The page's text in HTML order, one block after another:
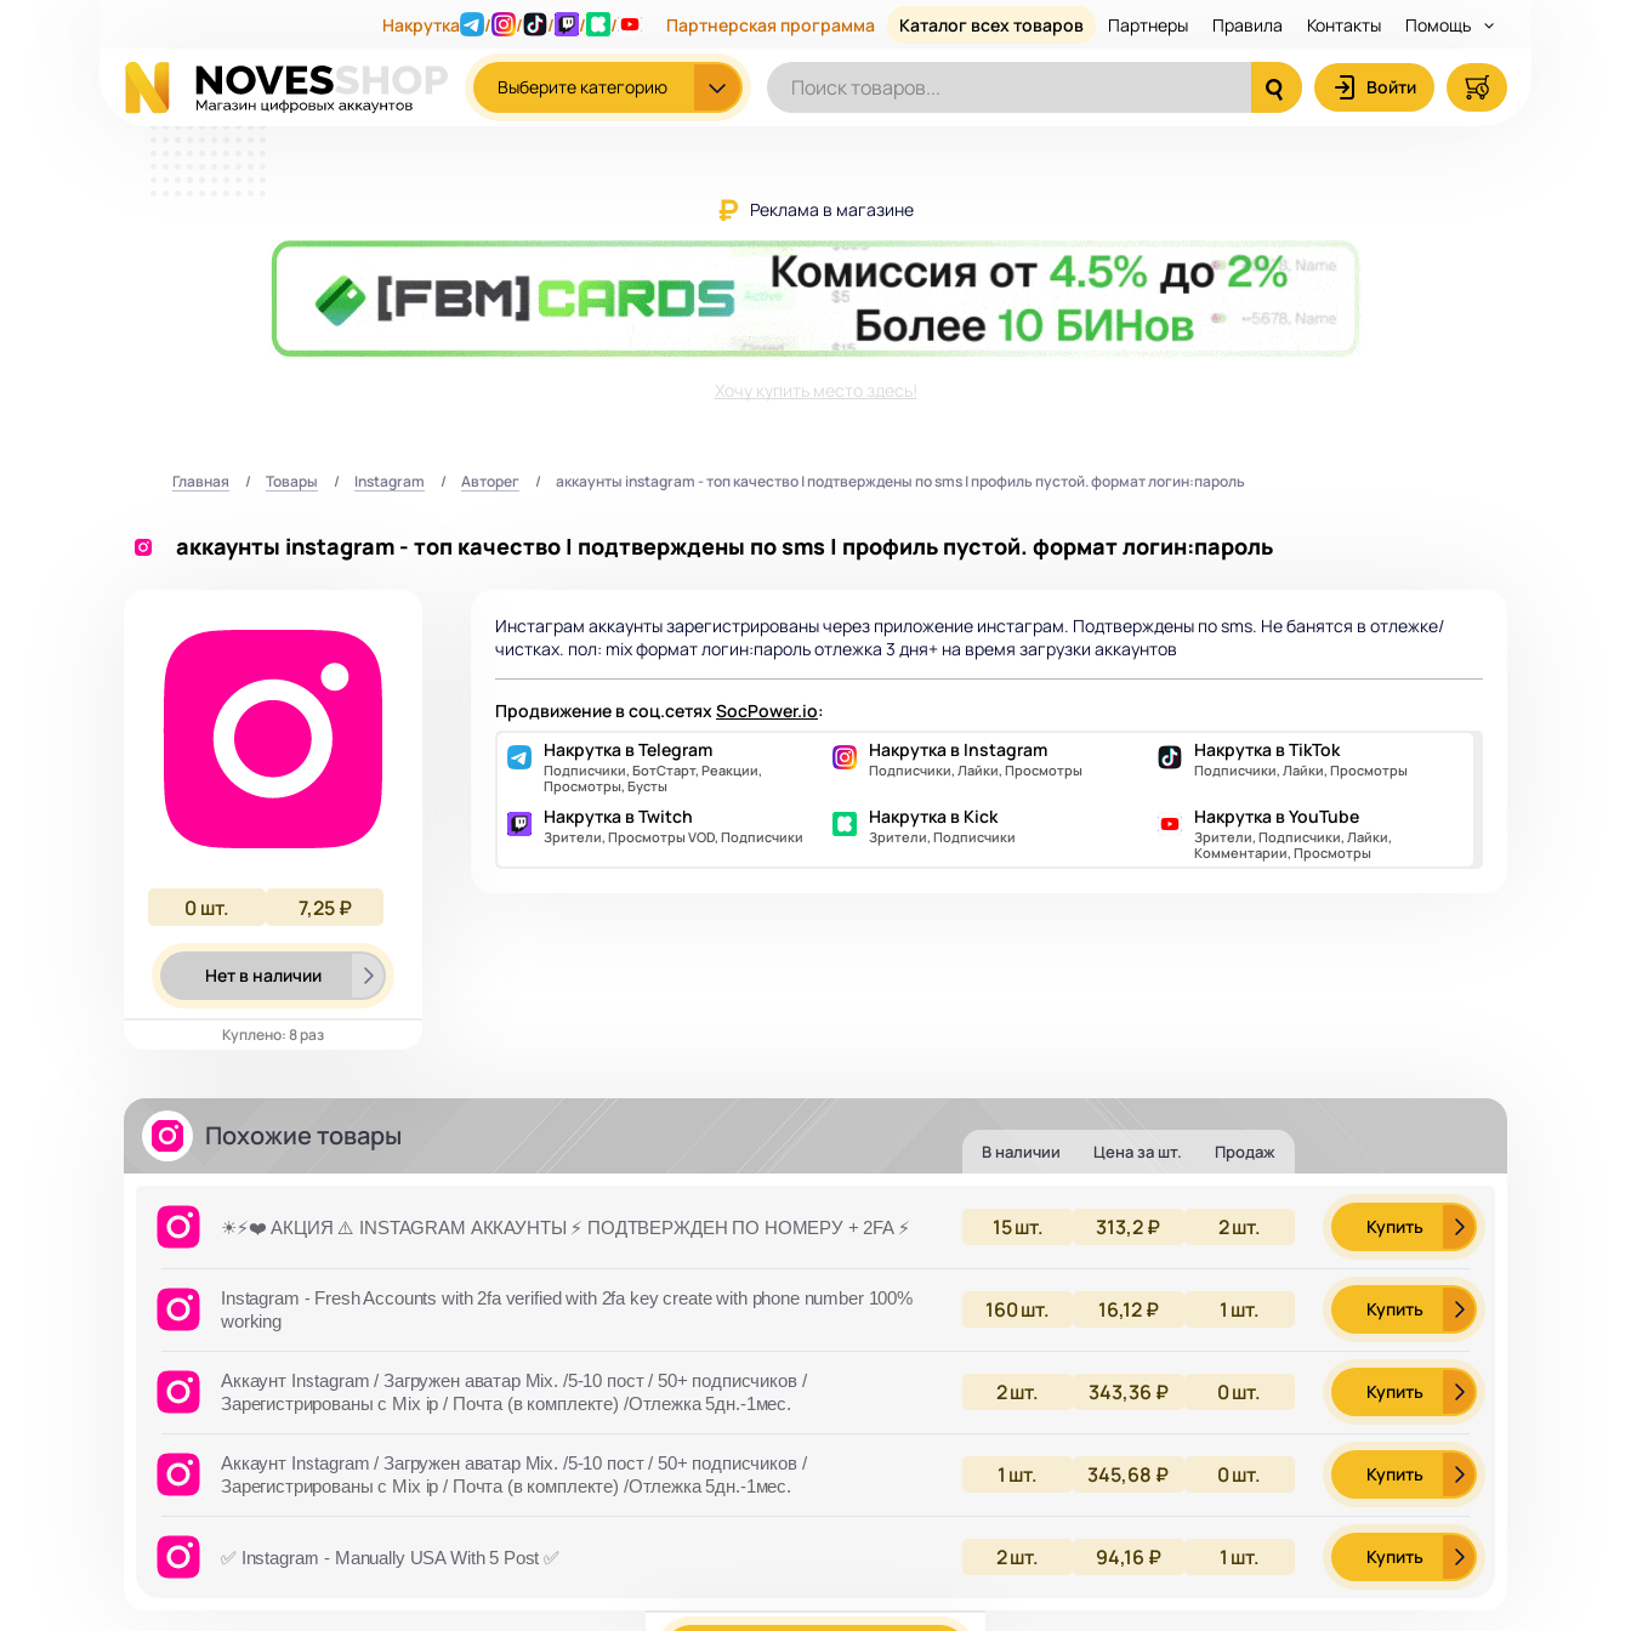
Накрутка / / / / / Партнерская программа Каталог всех товаров Партнеры Правила Контакты Помощь
Выберите категорию Войти
Реклама в магазине
Хочу купить место здесь!
Главная Товары Instagram Авторег аккаунты instagram - топ качество | подтверждены по sms | профиль пустой. формат логин:пароль
аккаунты instagram - топ качество | подтверждены по sms | профиль пустой. формат логин:пароль
0шт. 7,25 ₽
Нет в наличии
Куплено: 8 раз
Инстаграм аккаунты зарегистрированы через приложение инстаграм. Подтверждены по sms. Не банятся в отлежке/
чистках. пол: mix формат логин:пароль отлежка 3 дня+ на время загрузки аккаунтов
Продвижение в соц.сетяхSocPower.io:
Накрутка в Telegram
Подписчики, БотСтарт, Реакции,
Просмотры, Бусты
Накрутка в Instagram
Подписчики, Лайки, Просмотры
Накрутка в TikTok
Подписчики, Лайки, Просмотры
Накрутка в Twitch
Зрители, Просмотры VOD, Подписчики
Накрутка в Kick
Зрители, Подписчики
Накрутка в YouTube
Зрители, Подписчики, Лайки,
Комментарии, Просмотры
Похожие товары В наличии Цена за шт. Продаж
☀⚡️❤️ АКЦИЯ ⚠️ INSTAGRAM АККАУНТЫ ⚡️ ПОДТВЕРЖДЕН ПО НОМЕРУ + 2FA ⚡️ 15шт. 313,2 ₽ 2шт. Купить
Instagram - Fresh Accounts with 2fa verified with 2fa key create with phone number 100%
working
160шт. 16,12 ₽ 1 шт. Купить
Аккаунт Instagram / Загружен аватар Mix. /5-10 пост / 50+ подписчиков /
Зарегистрированы с Mix ip / Почта (в комплекте) /Отлежка 5дн.-1мес.
2шт. 343,36 ₽ 0шт. Купить
Аккаунт Instagram / Загружен аватар Mix. /5-10 пост / 50+ подписчиков /
Зарегистрированы с Mix ip / Почта (в комплекте) /Отлежка 5дн.-1мес.
1 шт. 345,68 ₽ 0шт. Купить
✅ Instagram - Manually USA With 5 Post ✅ 2шт. 94,16 ₽ 1 шт. Купить